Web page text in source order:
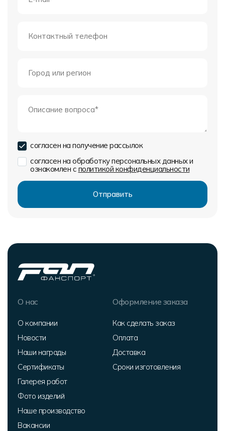
согласен на получение рассылок
согласен на обработку персональных данных и
ознакомлен с политикой конфиденциальности
О нас
О компании
Новости
Наши награды
Сертификаты
Галерея работ
Фото изделий
Наше производство
Вакансии
Оформление заказа
Как сделать заказ
Оплата
Доставка
Сроки изготовления